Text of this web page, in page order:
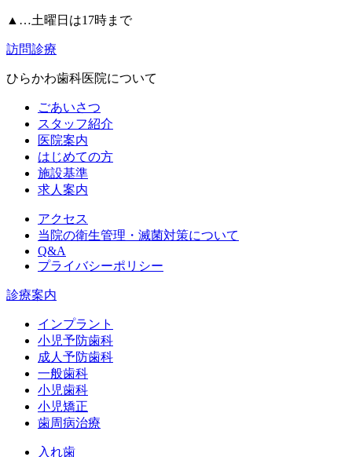
▲…土曜日は17時まで
訪問診療
ひらかわ歯科医院について
ごあいさつ
スタッフ紹介
医院案内
はじめての方
施設基準
求人案内
アクセス
当院の衛生管理・滅菌対策について
Q&A
プライバシーポリシー
診療案内
インプラント
小児予防歯科
成人予防歯科
一般歯科
小児歯科
小児矯正
歯周病治療
入れ歯